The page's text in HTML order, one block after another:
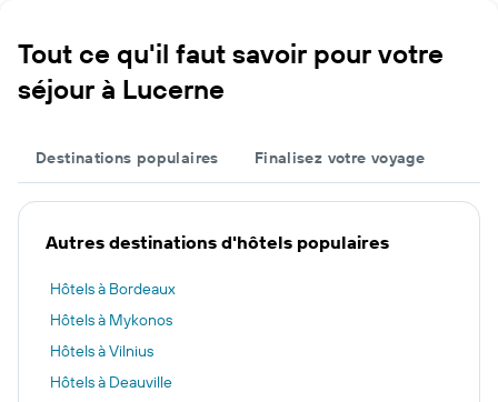
Tout ce qu'il faut savoir pour votre
séjour à Lucerne
Destinations populaires Finalisez votre voyage
Autres destinations d'hôtels populaires
Hôtels à Bordeaux
Hôtels à Mykonos
Hôtels à Vilnius
Hôtels à Deauville